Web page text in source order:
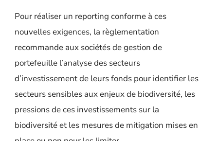
Pour réaliser un reporting conforme à ces
nouvelles exigences, la règlementation
recommande aux sociétés de gestion de
portefeuille l’analyse des secteurs
d’investissement de leurs fonds pour identifier les
secteurs sensibles aux enjeux de biodiversité, les
pressions de ces investissements sur la
biodiversité et les mesures de mitigation mises en